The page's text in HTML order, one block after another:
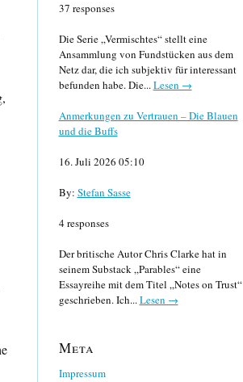
37 responses
Die Serie „Vermischtes“ stellt eine
Ansammlung von Fundstücken aus dem
Netz dar, die ich subjektiv für interessant
befunden habe. Die...Lesen →
Anmerkungen zu Vertrauen – Die Blauen
und die Buffs
16. Juli 2026 05:10
By: Stefan Sasse
4 responses
Der britische Autor Chris Clarke hat in
seinem Substack „Parables“ eine
Essayreihe mit dem Titel „Notes on Trust“
geschrieben. Ich...Lesen →
Meta
Impressum